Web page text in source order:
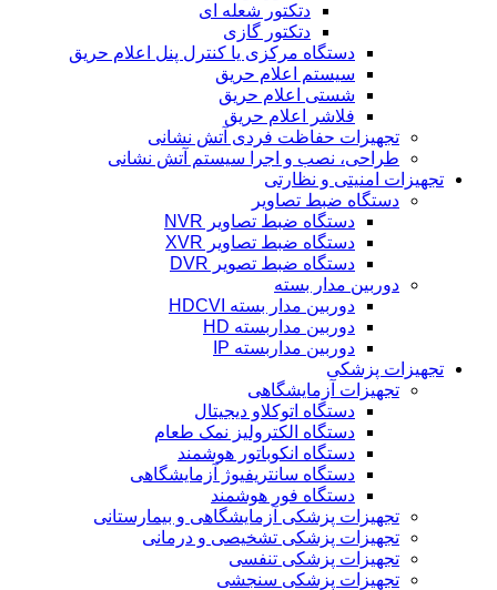
دتکتور شعله ای
دتکتور گازی
دستگاه مرکزی یا کنترل پنل اعلام حریق
سیستم اعلام حریق
شستی اعلام حریق
فلاشر اعلام حریق
تجهیزات حفاظت فردی آتش نشانی
طراحی، نصب و اجرا سیستم آتش نشانی
تجهیزات امنیتی و نظارتی
دستگاه ضبط تصاویر
دستگاه ضبط تصاویر NVR
دستگاه ضبط تصاویر XVR
دستگاه ضبط تصویر DVR
دوربین مدار بسته
دوربین مدار بسته HDCVI
دوربین مداربسته HD
دوربین مداربسته IP
تجهیزات پزشکی
تجهیزات آزمایشگاهی
دستگاه اتوکلاو دیجیتال
دستگاه الکترولیز نمک طعام
دستگاه انکوباتور هوشمند
دستگاه سانتریفیوژ آزمایشگاهی
دستگاه فور هوشمند
تجهیزات پزشکی آزمایشگاهی و بیمارستانی
تجهیزات پزشکی تشخیصی و درمانی
تجهیزات پزشکی تنفسی
تجهیزات پزشکی سنجشی